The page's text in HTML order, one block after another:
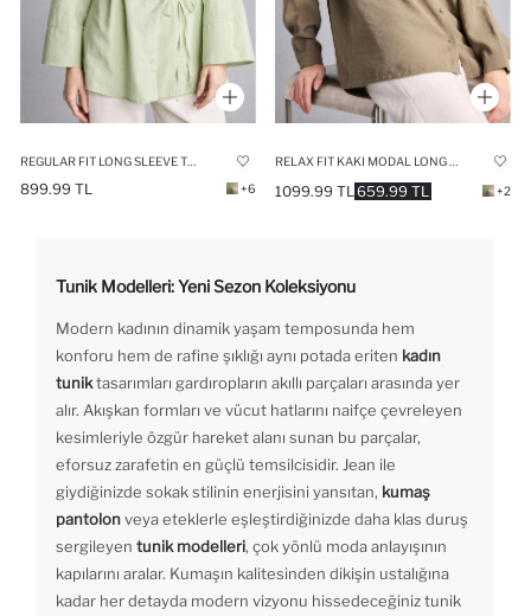
899.99 TL +6 659.99 TL
1099.99 TL +2
Tunik Modelleri: Yeni Sezon Koleksiyonu
Modern kadının dinamik yaşam temposunda hem
konforu hem de rafine şıklığı aynı potada eriten kadın
tuniktasarımları gardıropların akıllı parçaları arasında yer
alır. Akışkan formları ve vücut hatlarını naifçe çevreleyen
kesimleriyle özgür hareket alanı sunan bu parçalar,
eforsuz zarafetin en güçlü temsilcisidir. Jean ile
giydiğinizde sokak stilinin enerjisini yansıtan, kumaş
pantolonveya eteklerle eşleştirdiğinizde daha klas duruş
sergileyen tunik modelleri, çok yönlü moda anlayışının
kapılarını aralar. Kumaşın kalitesinden dikişin ustalığına
kadar her detayda modern vizyonu hissedeceğiniz tunik